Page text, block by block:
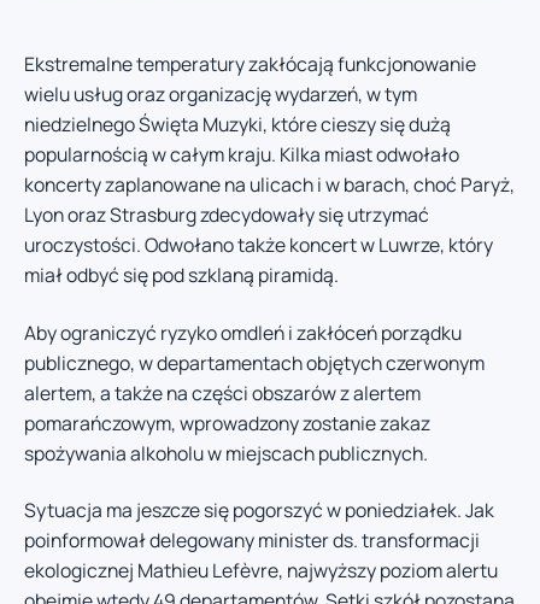
Ekstremalne temperatury zakłócają funkcjonowanie
wielu usług oraz organizację wydarzeń, w tym
niedzielnego Święta Muzyki, które cieszy się dużą
popularnością w całym kraju. Kilka miast odwołało
koncerty zaplanowane na ulicach i w barach, choć Paryż,
Lyon oraz Strasburg zdecydowały się utrzymać
uroczystości. Odwołano także koncert w Luwrze, który
miał odbyć się pod szklaną piramidą.
Aby ograniczyć ryzyko omdleń i zakłóceń porządku
publicznego, w departamentach objętych czerwonym
alertem, a także na części obszarów z alertem
pomarańczowym, wprowadzony zostanie zakaz
spożywania alkoholu w miejscach publicznych.
Sytuacja ma jeszcze się pogorszyć w poniedziałek. Jak
poinformował delegowany minister ds. transformacji
ekologicznej Mathieu Lefèvre, najwyższy poziom alertu